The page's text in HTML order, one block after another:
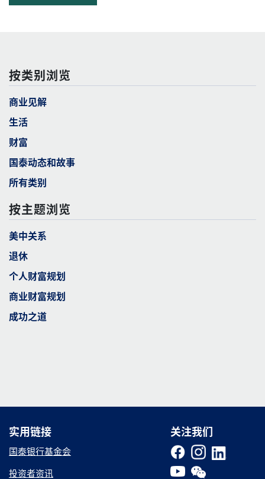
按类别浏览
商业见解
生活
财富
国泰动态和故事
所有类别
按主题浏览
美中关系
退休
个人财富规划
商业财富规划
成功之道
关注我们
实用链接
实用链接
国泰银行基金会
投资者资讯